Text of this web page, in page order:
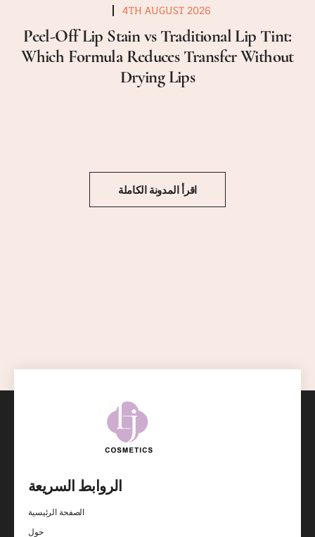
4TH AUGUST 2026
Peel-Off Lip Stain vs Traditional Lip Tint:
Which Formula Reduces Transfer Without
Drying Lips
اقرأ المدونة الكاملة
الروابط السريعة
الصفحة الرئيسية
حول